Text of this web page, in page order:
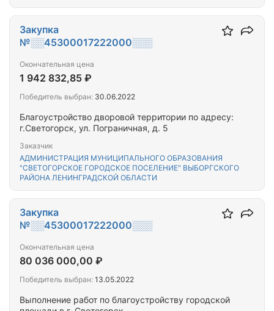
Благоустройство дворовой территории по адресу:
г.Светогорск, ул. Пограничная, д. 5
Заказчик
АДМИНИСТРАЦИЯ МУНИЦИПАЛЬНОГО ОБРАЗОВАНИЯ
"СВЕТОГОРСКОЕ ГОРОДСКОЕ ПОСЕЛЕНИЕ" ВЫБОРГСКОГО
РАЙОНА ЛЕНИНГРАДСКОЙ ОБЛАСТИ
Закупка
№░░45300017222000░░░
Окончательная цена
1 942 832,85 ₽
Победитель выбран: 30.06.2022
Выполнение работ по благоустройству городской
Закупка
№░░45300017222000░░░
Окончательная цена
80 036 000,00 ₽
Победитель выбран: 13.05.2022